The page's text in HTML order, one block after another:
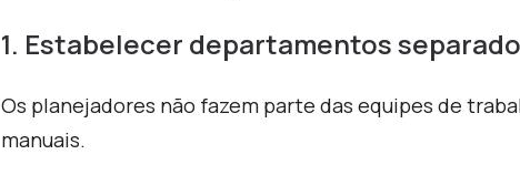
1. Estabelecer departamentos
Os planejadores não fazem parte das equipes de
manuais.